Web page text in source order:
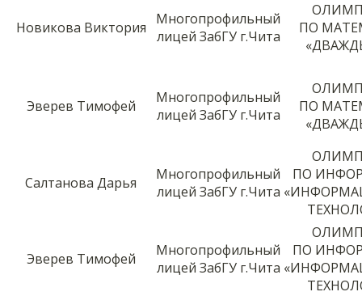
Новикова Виктория
Многопрофильный
лицей ЗабГУ г.Чита
ПО
Эверев Тимофей
Многопрофильный
лицей ЗабГУ г.Чита
ПО
Салтанова Дарья
Многопрофильный
лицей ЗабГУ г.Чита
ПО
Эверев Тимофей
Многопрофильный
лицей ЗабГУ г.Чита
ПО